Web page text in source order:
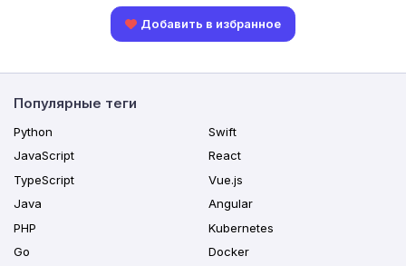
Добавить в избранное
Популярные теги
Python
JavaScript
TypeScript
Java
PHP
Go
Swift
React
Vue.js
Angular
Kubernetes
Docker